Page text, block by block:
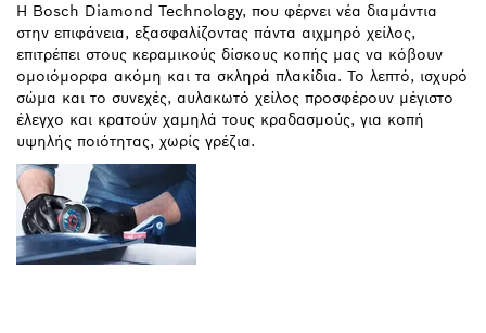
Η Bosch Diamond Technology, που φέρνει νέα διαμάντια
στην επιφάνεια, εξασφαλίζοντας πάντα αιχμηρό χείλος,
επιτρέπει στους κεραμικούς δίσκους κοπής μας να κόβουν
ομοιόμορφα ακόμη και τα σκληρά πλακίδια. Το λεπτό, ισχυρό
σώμα και το συνεχές, αυλακωτό χείλος προσφέρουν μέγιστο
έλεγχο και κρατούν χαμηλά τους κραδασμούς, για κοπή
υψηλής ποιότητας, χωρίς γρέζια.